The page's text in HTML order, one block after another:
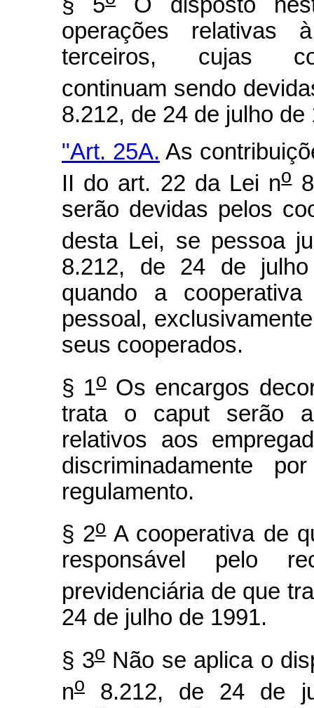
operações relativas
terceiros, cujas
continuam sendo
8.212, de 24 de julho de
"Art. 25A. As
II do art. 22 da Lei no
serão devidas pelos
desta Lei, se pessoa
8.212, de 24 de
quando a
pessoal,
seus cooperados.
§ 1oOs encargos
trata o caput serão
relativos aos
discriminadamente
regulamento.
§ 2oA cooperativa de
responsável pelo
previdenciária de que
24 de julho de 1991.
§ 3oNão se aplica o
no
8.212, de 24 de